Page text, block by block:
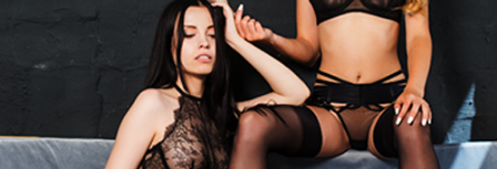
Tara, 20
Atraktivna mala crnka za druzenje u
mom stanu 20godina fotografije su
licne samo poziv
Novi Sad